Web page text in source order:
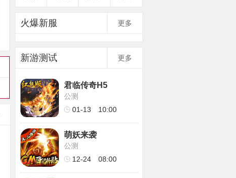
火爆新服 更多
新游测试 更多
君临传奇H5
公测
01-13 10:00
萌妖来袭
公测
12-24 08:00